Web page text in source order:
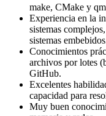
make, CMake y
Experiencia en la
sistemas
sistemas
Conocimientos
archivos por lotes
GitHub.
Excelentes
capacidad para
Muy buen